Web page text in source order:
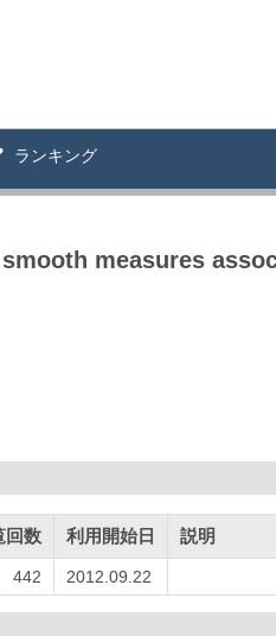
ランキング
measures
回数 利用開始日 説明
442 2012.09.22